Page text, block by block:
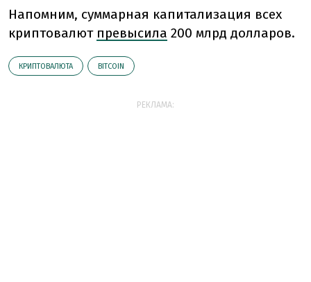
Напомним, суммарная капитализация всех
криптовалют превысила 200 млрд долларов.
КРИПТОВАЛЮТА BITCOIN
РЕКЛАМА: